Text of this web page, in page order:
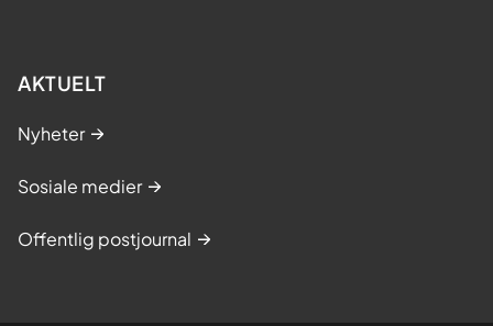
AKTUELT
Nyheter
Sosiale medier
Offentlig postjournal